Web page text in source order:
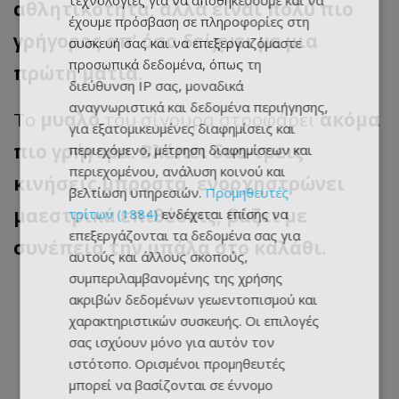
αθλητικότητα, αλλά είναι πολύ πιο
γρήγορος απ’ όσο δείχνει με μια
πρώτη ματιά.
Το μυαλότου σίγουρα στροφάρειακόμα
πιο γρήγορα. Βλέπει δυο-τρεις
κινήσεις μπροστά, ενορχηστρώνει
μαεστρικά επιθέσεις, βάζει με
συνέπεια την μπάλα στο καλάθι.
έχουμε πρόσβαση σε πληροφορίες στη
συσκευή σας και να επεξεργαζόμαστε
προσωπικά δεδομένα, όπως τη
διεύθυνση IP σας, μοναδικά
αναγνωριστικά και δεδομένα περιήγησης,
για εξατομικευμένες διαφημίσεις και
περιεχόμενο, μέτρηση διαφημίσεων και
περιεχομένου, ανάλυση κοινού και
βελτίωση υπηρεσιών.Προμηθευτές
τρίτων (1884)ενδέχεται επίσης να
επεξεργάζονται τα δεδομένα σας για
αυτούς και άλλους σκοπούς,
συμπεριλαμβανομένης της χρήσης
ακριβών δεδομένων γεωεντοπισμού και
χαρακτηριστικών συσκευής. Οι επιλογές
σας ισχύουν μόνο για αυτόν τον
ιστότοπο. Ορισμένοι προμηθευτές
μπορεί να βασίζονται σε έννομο